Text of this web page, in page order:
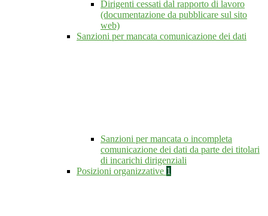
Dirigenti cessati dal rapporto di lavoro
(documentazione da pubblicare sul sito
web)
Sanzioni per mancata comunicazione dei dati
Sanzioni per mancata o incompleta
comunicazione dei dati da parte dei titolari
di incarichi dirigenziali
Posizioni organizzative 1